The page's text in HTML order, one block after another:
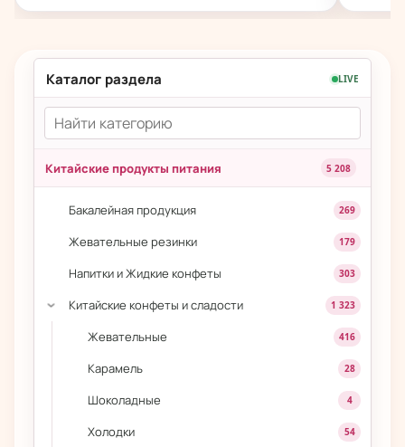
Каталог раздела LIVE
Китайские продукты питания 5 208
Бакалейная продукция 269
Жевательные резинки 179
Напитки и Жидкие конфеты 303
› Китайские конфеты и сладости 1 323
Жевательные 416
Карамель 28
Шоколадные 4
Холодки 54